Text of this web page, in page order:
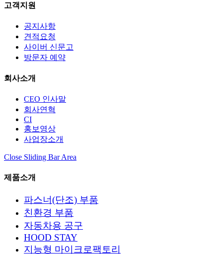
고객지원
공지사항
견적요청
사이버 신문고
방문자 예약
회사소개
CEO 인사말
회사연혁
CI
홍보영상
사업장소개
Close Sliding Bar Area
제품소개
파스너(단조) 부품
친환경 부품
자동차용 공구
HOOD STAY
지능형 마이크로팩토리